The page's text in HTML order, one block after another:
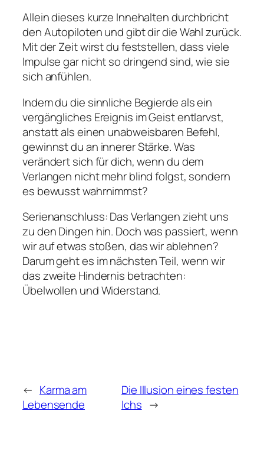
Allein dieses kurze Innehalten durchbricht
den Autopiloten und gibt dir die Wahl zurück.
Mit der Zeit wirst du feststellen, dass viele
Impulse gar nicht so dringend sind, wie sie
sich anfühlen.
Indem du die sinnliche Begierde als ein
vergängliches Ereignis im Geist entlarvst,
anstatt als einen unabweisbaren Befehl,
gewinnst du an innerer Stärke. Was
verändert sich für dich, wenn du dem
Verlangen nicht mehr blind folgst, sondern
es bewusst wahrnimmst?
Serienanschluss: Das Verlangen zieht uns
zu den Dingen hin. Doch was passiert, wenn
wir auf etwas stoßen, das wir ablehnen?
Darum geht es im nächsten Teil, wenn wir
das zweite Hindernis betrachten:
Übelwollen und Widerstand.
← Karma am
Lebensende
Die Illusion eines festen
Ichs →